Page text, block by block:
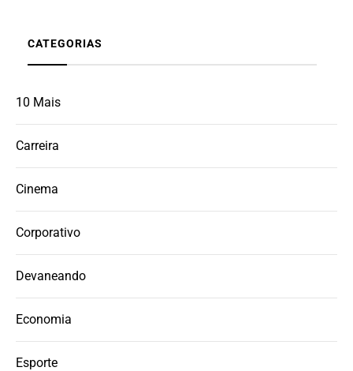
CATEGORIAS
10 Mais
Carreira
Cinema
Corporativo
Devaneando
Economia
Esporte